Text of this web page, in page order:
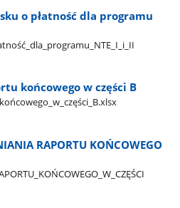
o płatność dla programu
końcowego w części B
RAPORTU KOŃCOWEGO